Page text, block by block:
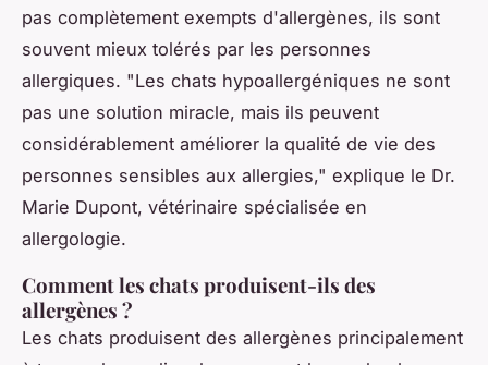
pas complètement exempts d'allergènes, ils sont
souvent mieux tolérés par les personnes
allergiques. "Les chats hypoallergéniques ne sont
pas une solution miracle, mais ils peuvent
considérablement améliorer la qualité de vie des
personnes sensibles aux allergies," explique le Dr.
Marie Dupont, vétérinaire spécialisée en
allergologie.
Comment les chats produisent-ils des
allergènes ?
Les chats produisent des allergènes principalement